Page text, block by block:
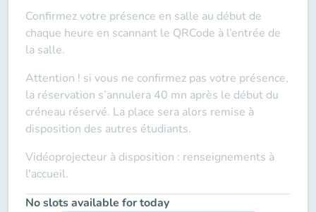
Confirmez votre présence en salle au début de
chaque heure en scannant le QRCode à l’entrée de
la salle.
Attention ! si vous ne confirmez pas votre présence,
la réservation s’annulera 40 mn après le début du
créneau réservé. La place sera alors remise à
disposition des autres étudiants.
Vidéoprojecteur à disposition : renseignements à
l'accueil.
No slots available for today